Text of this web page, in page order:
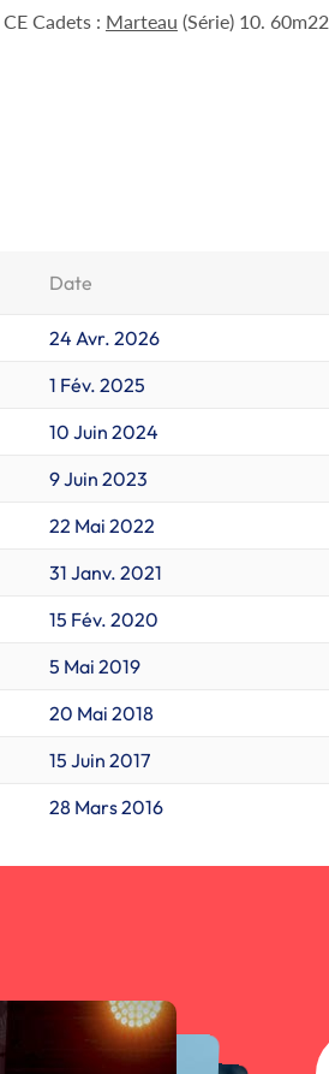
CE Cadets : Marteau (Série) 10. 60m22
Date
24 Avr. 2026
1 Fév. 2025
10 Juin 2024
9 Juin 2023
22 Mai 2022
31 Janv. 2021
15 Fév. 2020
5 Mai 2019
20 Mai 2018
15 Juin 2017
28 Mars 2016